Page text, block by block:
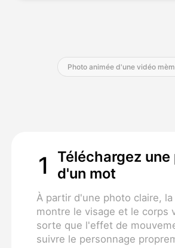
Photo animée d'une vidéo
1
Téléchargez
d'un mot
À partir d'une photo claire,
montre le visage et le corps
sorte que l'effet de
suivre le personnage